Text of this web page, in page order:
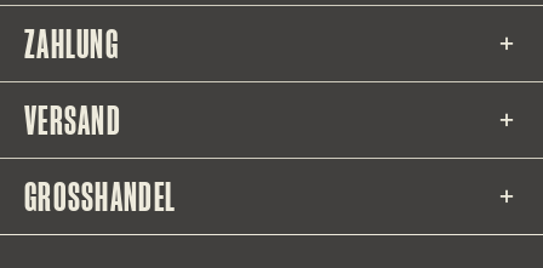
ZAHLUNG
VERSAND
GROSSHANDEL